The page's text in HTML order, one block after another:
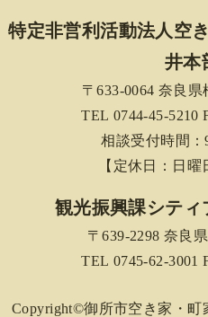
特定非営利活動法人空
井
〒633-0064 奈良
TEL 0744-45-5210
相談受付時間：
【定休日：日曜
観光振興課シテ
〒639-2298 奈良
TEL 0745-62-3001
Copyright©御所市空き家・町